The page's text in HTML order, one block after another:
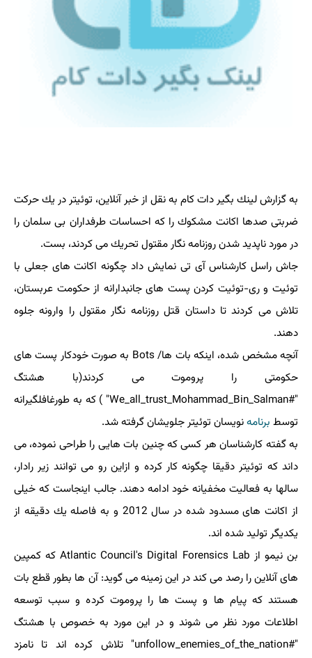
به گزارش لینك بگیر دات كام به نقل از خبر آنلاین، توئیتر در یك حركت
ضربتی صدها اكانت مشكوك را كه احساسات طرفداران بی سلمان را
در مورد ناپدید شدن روزنامه نگار مقتول تحریك می كردند، بست.
جاش راسل كارشناس آی تی نمایش داد چگونه اكانت های جعلی با
توئیت و ری-توئیت كردن پست های جانبدارانه از حكومت عربستان،
تلاش می كردند تا داستان قتل روزنامه نگار مقتول را وارونه جلوه
دهند.
آنچه مشخص شده، اینكه بات ها/ Bots به صورت خودكار پست های
حكومتی را پروموت می كردند(با هشتگ
"#We_all_trust_Mohammad_Bin_Salman" ) كه به طورغافلگیرانه
توسط برنامهنویسان توئیتر جلویشان گرفته شد.
به گفته كارشناسان هر كسی كه چنین بات هایی را طراحی نموده، می
داند كه توئیتر دقیقا چگونه كار كرده و ازاین رو می توانند زیر رادار،
سالها به فعالیت مخفیانه خود ادامه دهند. جالب اینجاست كه خیلی
از اكانت های مسدود شده در سال 2012 و به فاصله یك دقیقه از
یكدیگر تولید شده اند.
بن نیمو از Atlantic Council's Digital Forensics Lab كه كمپین
های آنلاین را رصد می كند در این زمینه می گوید: آن ها بطور قطع بات
هستند كه پیام ها و پست ها را پروموت كرده و سبب توسعه
اطلاعات مورد نظر می شوند و در این مورد به خصوص با هشتگ
"#unfollow_enemies_of_the_nation" تلاش كرده اند تا نامزد